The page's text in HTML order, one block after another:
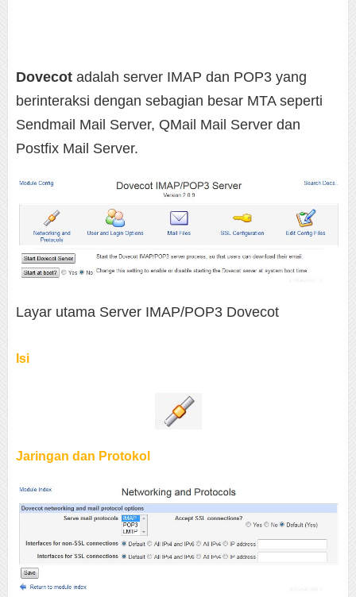
Dovecot adalah server IMAP dan POP3 yang
berinteraksi dengan sebagian besar MTA seperti
Sendmail Mail Server, QMail Mail Server dan
Postfix Mail Server.
Layar utama Server IMAP/POP3 Dovecot
Isi
Jaringan dan Protokol